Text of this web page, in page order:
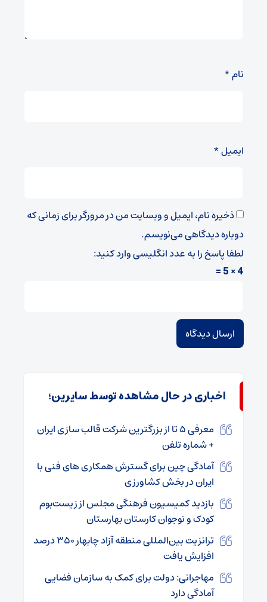
نام*
ایمیل*
ذخیره نام، ایمیل و وبسایت من در مرورگر برای زمانی که
دوباره دیدگاهی می‌نویسم.
لطفا پاسخ را به عدد انگلیسی وارد کنید:
4 × 5 =
اخباری در حال مشاهده توسط سایرین؛
معرفی ۵ تا از بزرگترین شرکت قالب سازی ایران
+ شماره تلفن
آمادگی چین برای گسترش همکاری های فنی با
ایران در بخش کشاورزی
بازدید کمیسیون فرهنگی مجلس از زیست‌بوم
کودک و نوجوان کارستان بهارستان
ترانزیت بین‌المللی منطقه آزاد چابهار ۳۵۰ درصد
افزایش یافت
مهاجرانی: دولت برای کمک به سازمان فضایی
آمادگی دارد